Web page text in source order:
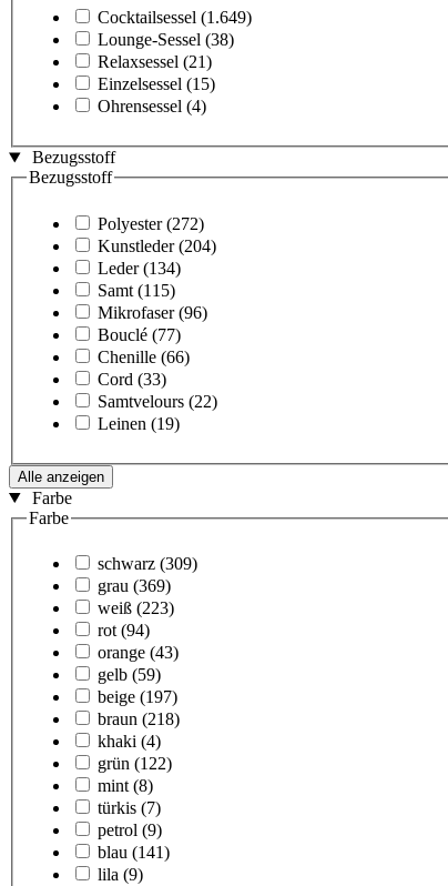
Cocktailsessel (1.649)
Lounge-Sessel (38)
Relaxsessel (21)
Einzelsessel (15)
Ohrensessel (4)
Bezugsstoff
Bezugsstoff
Polyester (272)
Kunstleder (204)
Leder (134)
Samt (115)
Mikrofaser (96)
Bouclé (77)
Chenille (66)
Cord (33)
Samtvelours (22)
Leinen (19)
Alle anzeigen
Farbe
Farbe
schwarz (309)
grau (369)
weiß (223)
rot (94)
orange (43)
gelb (59)
beige (197)
braun (218)
khaki (4)
grün (122)
mint (8)
türkis (7)
petrol (9)
blau (141)
lila (9)